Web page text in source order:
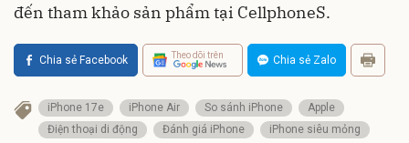
đến tham khảo sản phẩm tại CellphoneS.
Chia sẻ Facebook Theo dõi trên Chia sẻ Zalo
iPhone 17e iPhone Air So sánh iPhone
Apple
Điện thoại di động
Đánh giá iPhone
iPhone siêu mỏng